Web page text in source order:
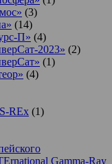
(3)
(14)
П» (4)
2023» (2)
(1)
(4)
REx (1)
Gamma-Ray